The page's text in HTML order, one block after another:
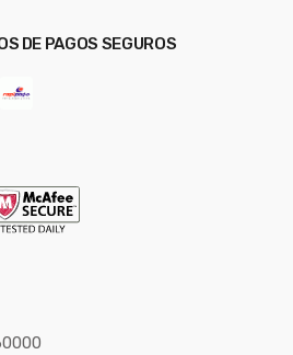
DE PAGOS SEGUROS